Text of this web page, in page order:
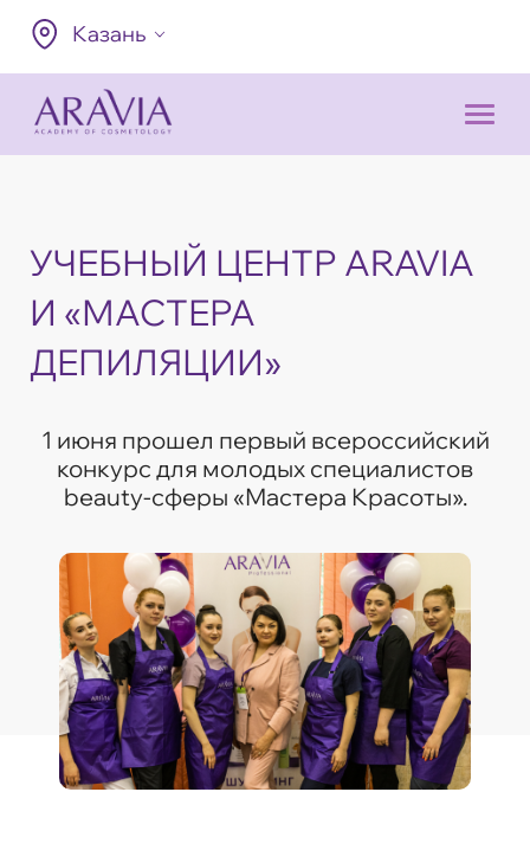
Казань
УЧЕБНЫЙ ЦЕНТР ARAVIA
И «МАСТЕРА
ДЕПИЛЯЦИИ»
1 июня прошел первый всероссийский
конкурс для молодых специалистов
beauty-сферы «Мастера Красоты».